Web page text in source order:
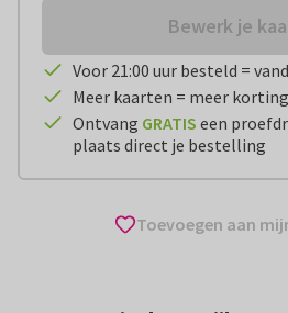
Bewerk je
Voor 21:00 uur besteld =
Meer kaarten = meer korting
Ontvang GRATIS een
plaats direct je bestelling
Toevoegen aan